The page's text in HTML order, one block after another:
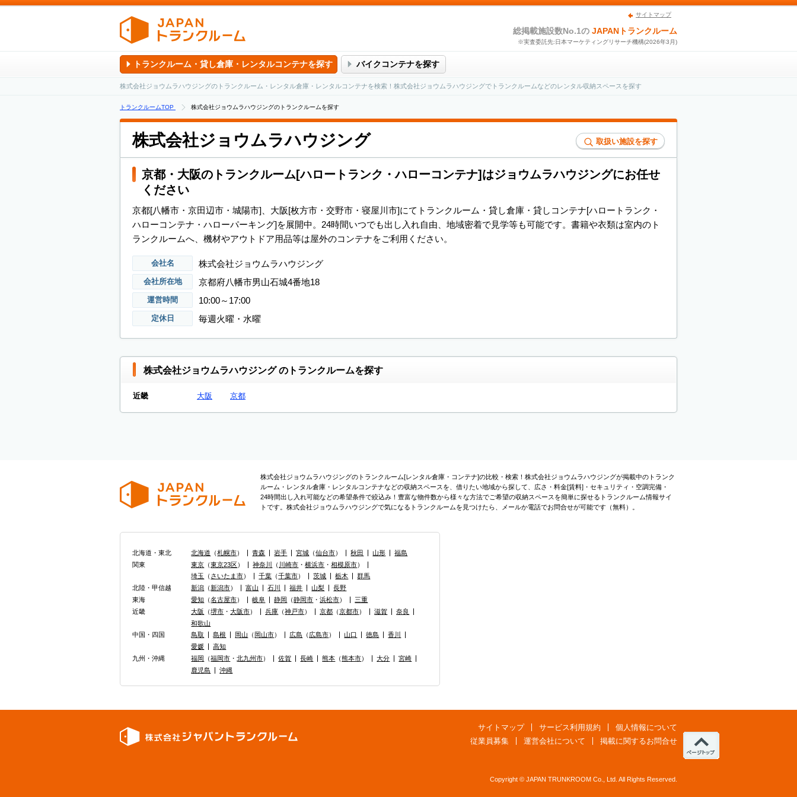
サイトマップ
総掲載施設数No.1の JAPANトランクルーム
※実査委託先:日本マーケティングリサーチ機構(2026年3月)
トランクルーム・貸し倉庫・レンタルコンテナを探す バイクコンテナを探す
株式会社ジョウムラハウジングのトランクルーム・レンタル倉庫・レンタルコンテナを検索！株式会社ジョウムラハウジングでトランクルームなどのレンタル収納スペースを探す
トランクルームTOP 株式会社ジョウムラハウジングのトランクルームを探す
株式会社ジョウムラハウジング 取扱い施設を探す
京都・大阪のトランクルーム[ハロートランク・ハローコンテナ]はジョウムラハウジングにお任せ
ください
京都[八幡市・京田辺市・城陽市]、大阪[枚方市・交野市・寝屋川市]にてトランクルーム・貸し倉庫・貸しコンテナ[ハロートランク・
ハローコンテナ・ハローパーキング]を展開中。24時間いつでも出し入れ自由、地域密着で見学等も可能です。書籍や衣類は室内のト
ランクルームへ、機材やアウトドア用品等は屋外のコンテナをご利用ください。
会社名 株式会社ジョウムラハウジング
会社所在地 京都府八幡市男山石城4番地18
運営時間 10:00～17:00
定休日 毎週火曜・水曜
株式会社ジョウムラハウジング のトランクルームを探す
近畿 大阪 京都
株式会社ジョウムラハウジングのトランクルーム[レンタル倉庫・コンテナ]の比較・検索！株式会社ジョウムラハウジングが掲載中のトランク
ルーム・レンタル倉庫・レンタルコンテナなどの収納スペースを、借りたい地域から探して、広さ・料金[賃料]・セキュリティ・空調完備・
24時間出し入れ可能などの希望条件で絞込み！豊富な物件数から様々な方法でご希望の収納スペースを簡単に探せるトランクルーム情報サイ
トです。株式会社ジョウムラハウジングで気になるトランクルームを見つけたら、メールか電話でお問合せが可能です（無料）。
北海道・東北 北海道 （札幌市） 青森 岩手 宮城 （仙台市） 秋田 山形
福島
関東
東京 （東京23区） 神奈川 （ 川崎市 ・横浜市 ・相模原市）
埼玉
（さいたま市） 千葉 （千葉市） 茨城 栃木
群馬
北陸・甲信越
新潟 （新潟市） 富山 石川 福井 山梨
長野
東海
愛知 （名古屋市） 岐阜 静岡 （静岡市 ・浜松市）
三重
近畿
大阪 （堺市 ・大阪市） 兵庫 （神戸市） 京都 （京都市） 滋賀
奈良
和歌山
中国・四国
鳥取 島根 岡山 （ 岡山市） 広島 （広島市） 山口 徳島
香川
愛媛
高知
九州・沖縄
福岡 （福岡市 ・北九州市） 佐賀 長崎 熊本 （熊本市） 大分
宮崎
鹿児島
沖縄
サイトマップ サービス利用規約
個人情報について
従業員募集
運営会社について 掲載に関するお問合せ
Copyright © JAPAN TRUNKROOM Co., Ltd. All Rights Reserved.